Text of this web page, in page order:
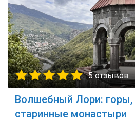
5 отзывов
Волшебный Лори:
старинные монастыри